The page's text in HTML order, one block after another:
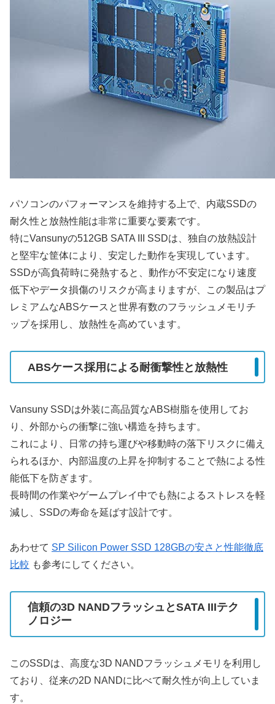
パソコンのパフォーマンスを維持する上で、内蔵SSDの
耐久性と放熱性能は非常に重要な要素です。
特にVansunyの512GB SATA III SSDは、独自の放熱設計
と堅牢な筐体により、安定した動作を実現しています。
SSDが高負荷時に発熱すると、動作が不安定になり速度
低下やデータ損傷のリスクが高まりますが、この製品はプ
レミアムなABSケースと世界有数のフラッシュメモリチ
ップを採用し、放熱性を高めています。
ABSケース採用による耐衝撃性と放熱性
Vansuny SSDは外装に高品質なABS樹脂を使用してお
り、外部からの衝撃に強い構造を持ちます。
これにより、日常の持ち運びや移動時の落下リスクに備え
られるほか、内部温度の上昇を抑制することで熱による性
能低下を防ぎます。
長時間の作業やゲームプレイ中でも熱によるストレスを軽
減し、SSDの寿命を延ばす設計です。
あわせて SP Silicon Power SSD 128GBの安さと性能徹底
比較 も参考にしてください。
信頼の3D NANDフラッシュとSATA IIIテク
ノロジー
このSSDは、高度な3D NANDフラッシュメモリを利用し
ており、従来の2D NANDに比べて耐久性が向上していま
す。